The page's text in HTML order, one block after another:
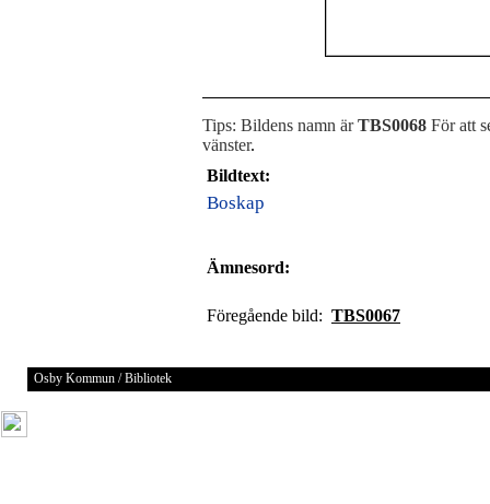
Tips: Bildens namn ärTBS0068 För att
vänster.
Bildtext:
Boskap
Ämnesord:
Föregående bild: TBS0067
Osby Kommun / Bibliotek